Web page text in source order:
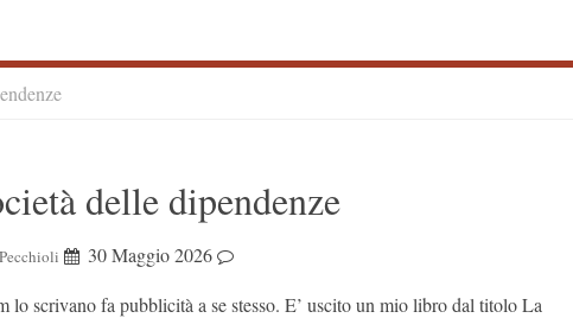
delle dipendenze
30 Maggio 2026
lo scrivano fa pubblicità a se stesso. E’ uscito un mio libro dal titolo La